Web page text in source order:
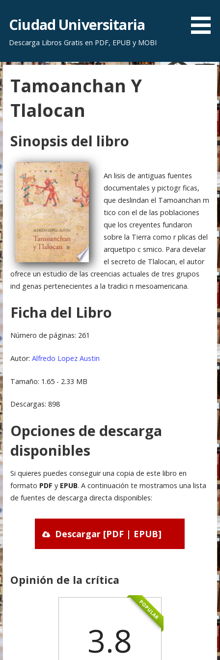
r
a
l
c
o
n
e
n
i
d
o
Ciudad Universitaria
Descarga Libros Gratis en PDF, EPUB y MOBI
Tamoanchan Y
Tlalocan
Sinopsis del libro
An lisis de antiguas fuentes
documentales y pictogr ficas,
que deslindan el Tamoanchan m
tico con el de las poblaciones
que los creyentes fundaron
sobre la Tierra como r plicas del
arquetipo c smico. Para develar
el secreto de Tlalocan, el autor
ofrece un estudio de las creencias actuales de tres grupos
ind genas pertenecientes a la tradici n mesoamericana.
Ficha del Libro
Número de páginas: 261
Autor: Alfredo Lopez Austin
Tamaño: 1.65 - 2.33 MB
Descargas: 898
Opciones de descarga
disponibles
Si quieres puedes conseguir una copia de este libro en
formato PDF y EPUB. A continuación te mostramos una lista
de fuentes de descarga directa disponibles:
Descargar [PDF | EPUB]
Opinión de la crítica
POPULAR
3.8